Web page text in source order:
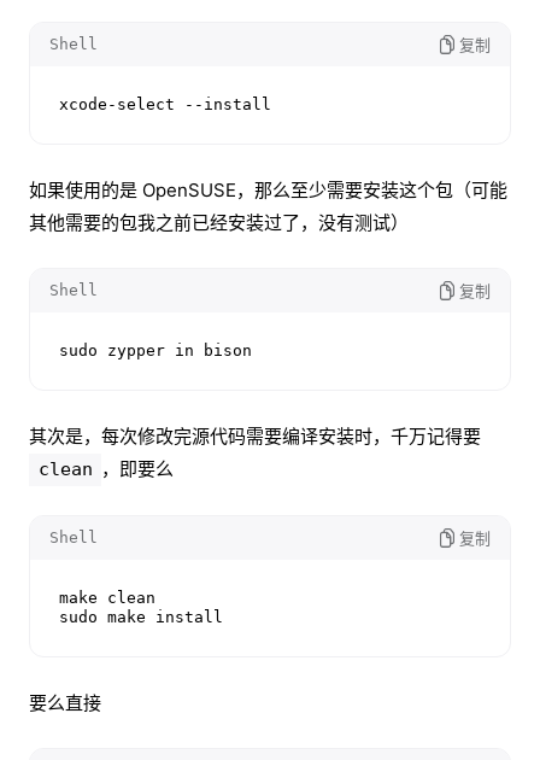
Shell 复制
xcode-select --install
如果使用的是 OpenSUSE，那么至少需要安装这个包（可能
其他需要的包我之前已经安装过了，没有测试）
Shell 复制
sudo zypper in bison
其次是，每次修改完源代码需要编译安装时，千万记得要
clean ，即要么
Shell 复制
make clean
sudo make install
要么直接